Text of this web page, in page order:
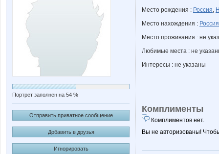
Портрет заполнен на 54 %
Отправить приватное сообщение
Добавить в друзья
Игнорировать
Место рождения : Россия,
Место нахождения : Россия
Место проживания : не
Любимые места : не
Интересы : не указаны
Комплименты
Комплиментов нет.
Вы не авторизованы!